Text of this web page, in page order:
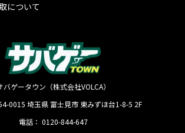
について
バゲータウン（株式会社VOLCA）
0015 埼玉県 富士見市 東みずほ台1-8-5 2F
電話： 0120-844-647